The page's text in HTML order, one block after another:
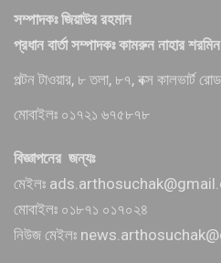
সম্পাদকঃ জিয়াউর রহমান
প্রধান বার্তা সম্পাদকঃ কামরুন নাহার শরমিন
পল্টন টাওয়ার, ৮ তলা, ৮৭, বক্স কালভার্ট
মোবাইলঃ ০১৭২১ ৬৭৫৮৭৮
বিজ্ঞাপনের জন্যঃ
মেইলঃ
মোবাইলঃ ০১৮৭১ ০১৭০২৪
নিউজ মেইলঃ